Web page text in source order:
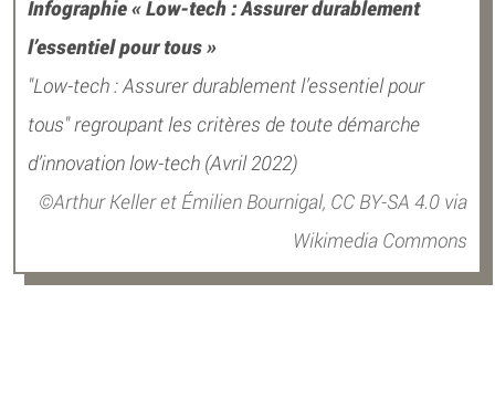
Infographie « Low-tech : Assurer durablement
l’essentiel pour tous »
"Low-tech : Assurer durablement l’essentiel pour
tous" regroupant les critères de toute démarche
d’innovation low-tech (Avril 2022)
Arthur Keller et Émilien Bournigal, CC BY-SA 4.0 via
Wikimedia Commons